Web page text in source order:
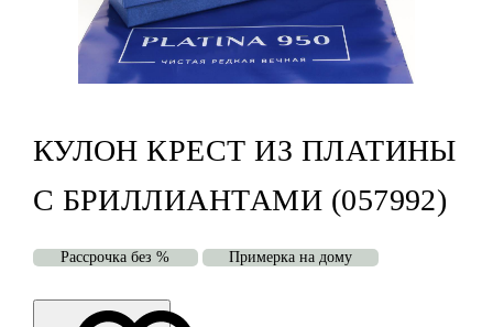
КУЛОН КРЕСТ ИЗ ПЛАТИНЫ
С БРИЛЛИАНТАМИ (057992)
Рассрочка без % Примерка на дому